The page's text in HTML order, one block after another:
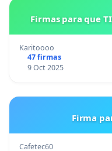
Firmas para que
Karitoooo
47 firmas
9 Oct 2025
Firma
Cafetec60